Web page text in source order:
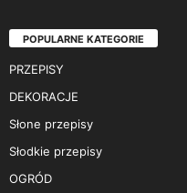
POPULARNE KATEGORIE
PRZEPISY
DEKORACJE
Słone przepisy
Słodkie przepisy
OGRÓD